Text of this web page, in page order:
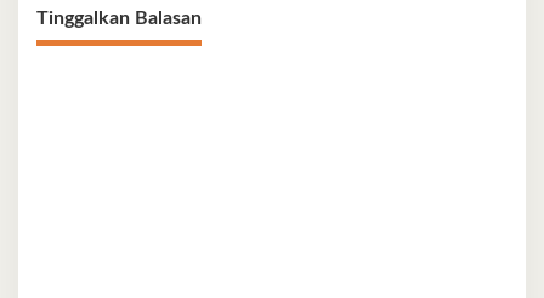
Tinggalkan Balasan